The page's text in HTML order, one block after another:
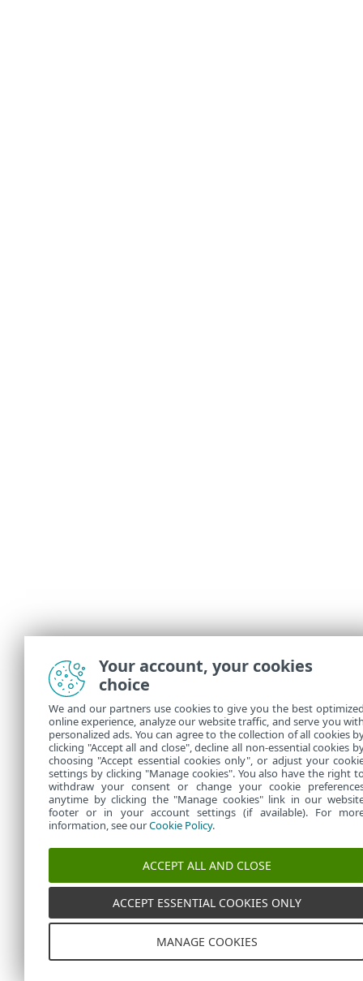
Your account, your cookies
choice
We and our partners use cookies to give you the best
online experience, analyze our website traffic, and serve you
personalized ads. You can agree to the collection of all cookies
clicking "Accept all and close", decline all non-essential cookies
choosing "Accept essential cookies only", or adjust your
settings by clicking "Manage cookies". You also have the right
withdraw your consent or change your cookie
anytime by clicking the "Manage cookies" link in our
footer or in your account settings (if available). For
information, see ourCookie Policy.
ACCEPT ALL AND CLOSE
ACCEPT ESSENTIAL COOKIES ONLY
MANAGE COOKIES